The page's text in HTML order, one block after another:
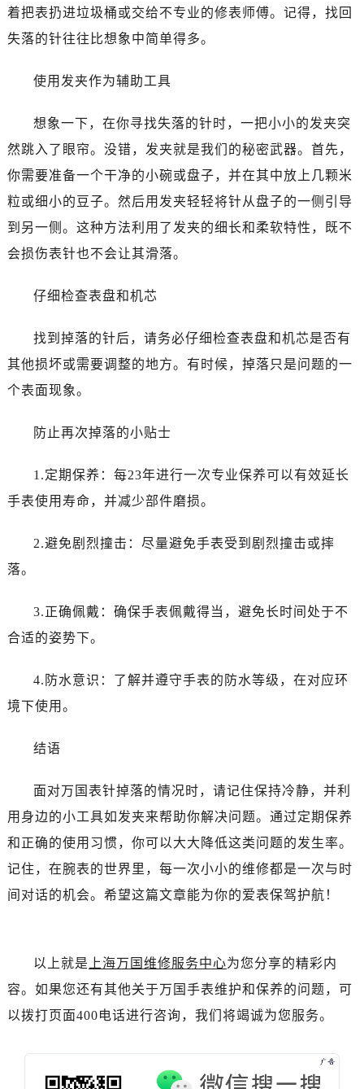
着把表扔进垃圾桶或交给不专业的修表师傅。记得，找回
失落的针往往比想象中简单得多。
使用发夹作为辅助工具
想象一下，在你寻找失落的针时，一把小小的发夹突
然跳入了眼帘。没错，发夹就是我们的秘密武器。首先，
你需要准备一个干净的小碗或盘子，并在其中放上几颗米
粒或细小的豆子。然后用发夹轻轻将针从盘子的一侧引导
到另一侧。这种方法利用了发夹的细长和柔软特性，既不
会损伤表针也不会让其滑落。
仔细检查表盘和机芯
找到掉落的针后，请务必仔细检查表盘和机芯是否有
其他损坏或需要调整的地方。有时候，掉落只是问题的一
个表面现象。
防止再次掉落的小贴士
1.定期保养：每23年进行一次专业保养可以有效延长
手表使用寿命，并减少部件磨损。
2.避免剧烈撞击：尽量避免手表受到剧烈撞击或摔
落。
3.正确佩戴：确保手表佩戴得当，避免长时间处于不
合适的姿势下。
4.防水意识：了解并遵守手表的防水等级，在对应环
境下使用。
结语
面对万国表针掉落的情况时，请记住保持冷静，并利
用身边的小工具如发夹来帮助你解决问题。通过定期保养
和正确的使用习惯，你可以大大降低这类问题的发生率。
记住，在腕表的世界里，每一次小小的维修都是一次与时
间对话的机会。希望这篇文章能为你的爱表保驾护航！
以上就是 上海万国维修服务中心为您分享的精彩内
容。如果您还有其他关于万国手表维护和保养的问题，可
以拨打页面400电话进行咨询，我们将竭诚为您服务。